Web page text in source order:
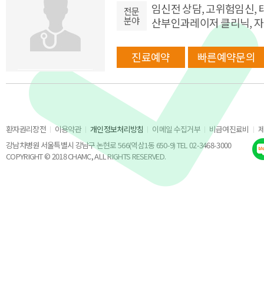
전문
분야
임신전 상담, 고위험임신,
산부인과레이저 클리닉,
진료예약 빠른예약문의
환자권리장전 이용약관 개인정보처리방침 이메일 수집거부 비급여진료비
강남차병원 서울특별시 강남구 논현로 566(역삼1동 650-9) TEL 02-3468-3000
COPYRIGHT © 2018 CHAMC, ALL RIGHTS RESERVED.